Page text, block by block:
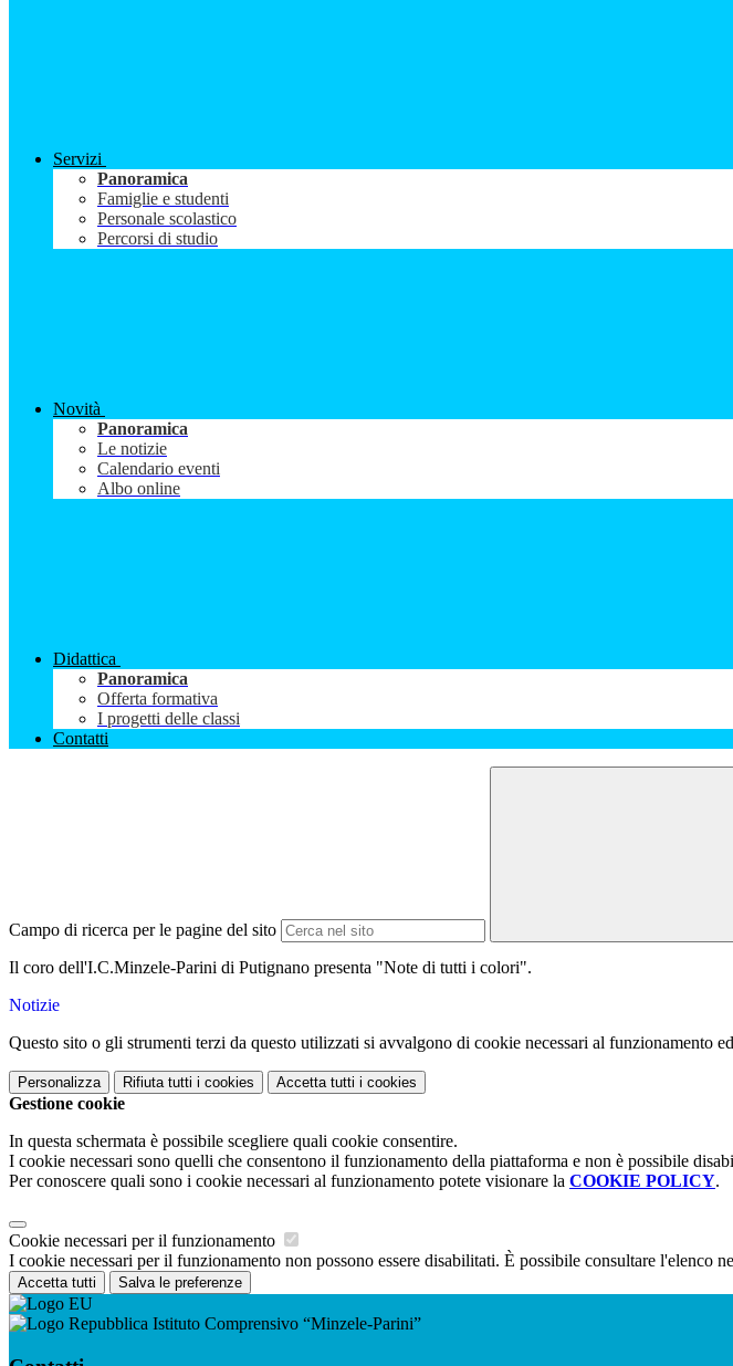
Servizi
Panoramica
Famiglie e studenti
Personale scolastico
Percorsi di studio
Novità
Panoramica
Le notizie
Calendario eventi
Albo online
Didattica
Panoramica
Offerta formativa
I progetti delle classi
Contatti
Campo di ricerca per le pagine del sito
Il coro dell'I.C.Minzele-Parini di Putignano presenta "Note di tutti i colori".
Notizie
Questo sito o gli strumenti terzi da questo utilizzati si avvalgono di cookie necessari al funzionamento
Personalizza Rifiuta tutti i cookies Accetta tutti i cookies
Gestione cookie
In questa schermata è possibile scegliere quali cookie consentire.
I cookie necessari sono quelli che consentono il funzionamento della piattaforma e non è possibile
Per conoscere quali sono i cookie necessari al funzionamento potete visionare la COOKIE POLICY.
Cookie necessari per il funzionamento
I cookie necessari per il funzionamento non possono essere disabilitati. È possibile consultare l'elenco
Accetta tutti Salva le preferenze
Istituto Comprensivo “Minzele-Parini”